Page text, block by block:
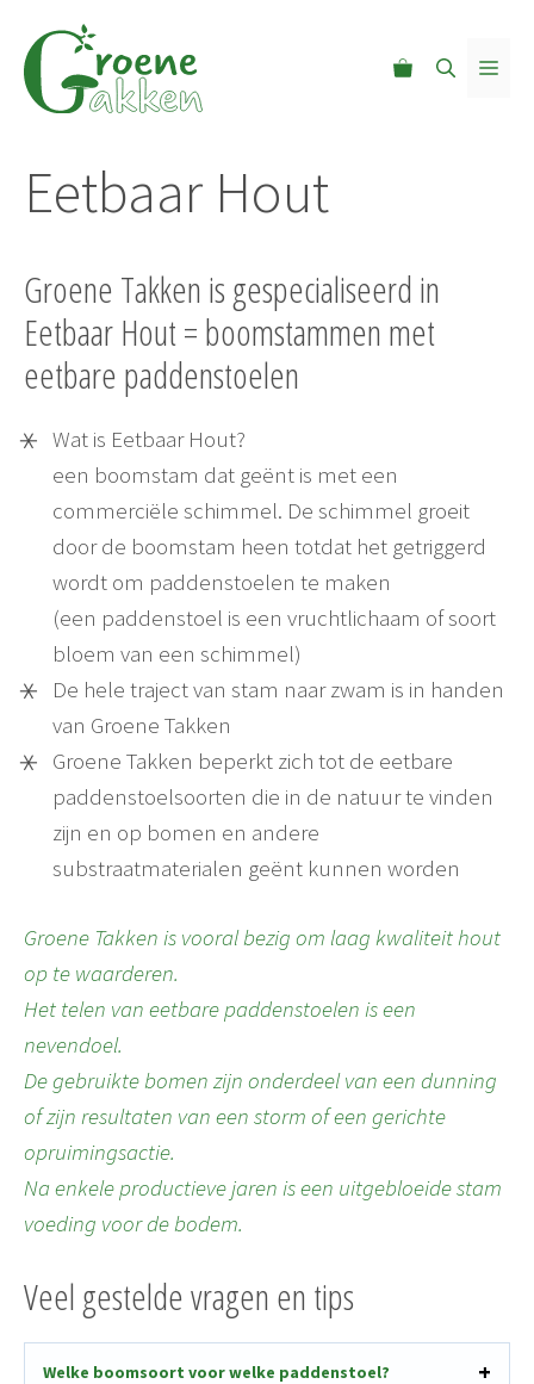
naar
Eetbaar Hout
Groene Takken is gespecialiseerd in
Eetbaar Hout = boomstammen met
eetbare paddenstoelen
Wat is Eetbaar Hout?
een boomstam dat geënt is met een
commerciële schimmel. De schimmel groeit
door de boomstam heen totdat het getriggerd
wordt om paddenstoelen te maken
(een paddenstoel is een vruchtlichaam of soort
bloem van een schimmel)
De hele traject van stam naar zwam is in handen
van Groene Takken
Groene Takken beperkt zich tot de eetbare
paddenstoelsoorten die in de natuur te vinden
zijn en op bomen en andere
substraatmaterialen geënt kunnen worden
Groene Takken is vooral bezig om laag kwaliteit hout
op te waarderen.
Het telen van eetbare paddenstoelen is een
nevendoel.
De gebruikte bomen zijn onderdeel van een dunning
of zijn resultaten van een storm of een gerichte
opruimingsactie.
Na enkele productieve jaren is een uitgebloeide stam
voeding voor de bodem.
Veel gestelde vragen en tips
Welke boomsoort voor welke paddenstoel?